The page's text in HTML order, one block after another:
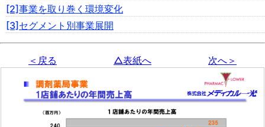
[2]事業を取り巻く環境変化
[3]セグメント別事業展開
＜戻る △表紙へ 次へ＞